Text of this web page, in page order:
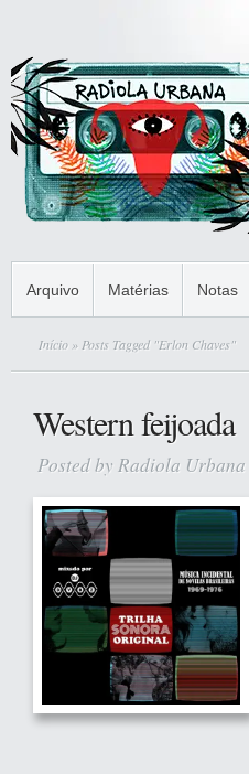
Arquivo Matérias Notas
Início » Posts Tagged "Erlon Chaves"
Western feijoada
Posted by Radiola Urbana